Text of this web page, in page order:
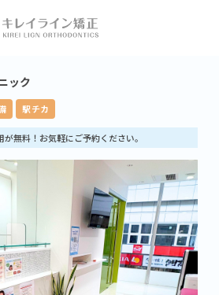
ック
駅チカ
無料！お気軽にご予約ください。